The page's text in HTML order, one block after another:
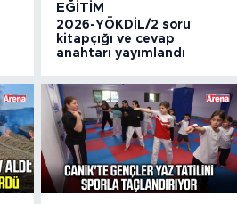
EĞITIM
2026-YÖKDİL/2 soru
kitapçığı ve cevap
anahtarı yayımlandı